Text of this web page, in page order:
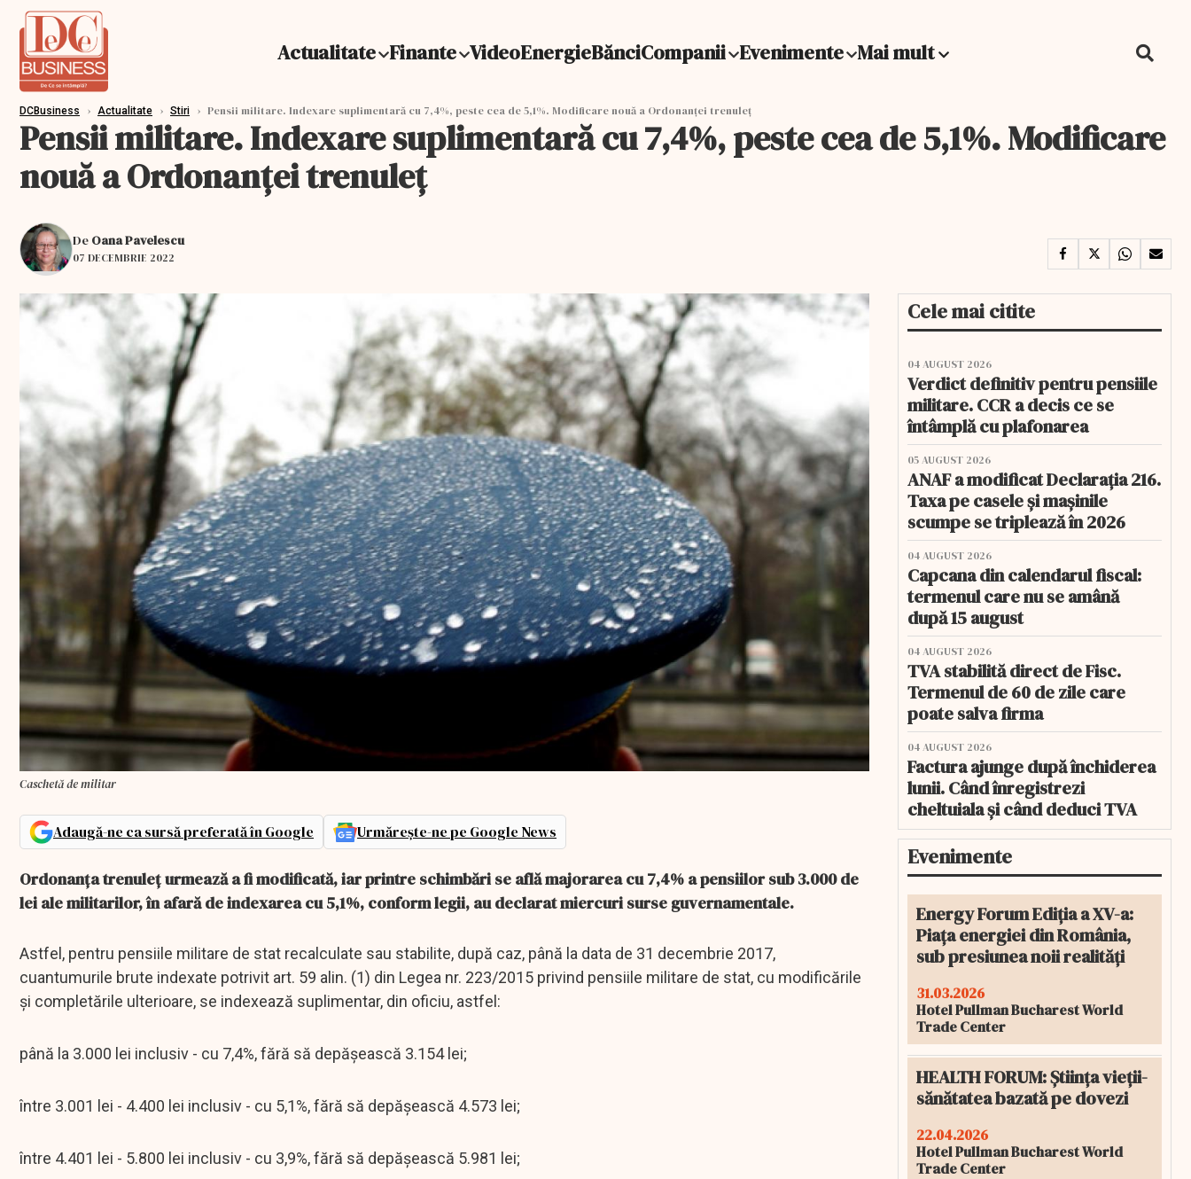
Actualitate Finante VideoEnergieBănciCompanii Evenimente Mai mult
DCBusiness › Actualitate › Stiri › Pensii militare. Indexare suplimentară cu 7,4%, peste cea de 5,1%. Modificare nouă a Ordonanței trenuleț
Pensii militare. Indexare suplimentară cu 7,4%, peste cea de 5,1%. Modificare
nouă a Ordonanței trenuleț
De Oana Pavelescu
07 DECEMBRIE 2022
Caschetă de militar
Adaugă-ne ca sursă preferată în Google Urmărește-ne pe Google News
Ordonanţa trenuleţ urmează a fi modificată, iar printre schimbări se află majorarea cu 7,4% a pensiilor sub 3.000 de
lei ale militarilor, în afară de indexarea cu 5,1%, conform legii, au declarat miercuri surse guvernamentale.
Astfel, pentru pensiile militare de stat recalculate sau stabilite, după caz, până la data de 31 decembrie 2017,
cuantumurile brute indexate potrivit art. 59 alin. (1) din Legea nr. 223/2015 privind pensiile militare de stat, cu modificările
şi completările ulterioare, se indexează suplimentar, din oficiu, astfel:
până la 3.000 lei inclusiv - cu 7,4%, fără să depăşească 3.154 lei;
între 3.001 lei - 4.400 lei inclusiv - cu 5,1%, fără să depăşească 4.573 lei;
între 4.401 lei - 5.800 lei inclusiv - cu 3,9%, fără să depăşească 5.981 lei;
Cele mai citite
04 AUGUST 2026
Verdict definitiv pentru pensiile
militare. CCR a decis ce se
întâmplă cu plafonarea
05 AUGUST 2026
ANAF a modificat Declarația 216.
Taxa pe casele și mașinile
scumpe se triplează în 2026
04 AUGUST 2026
Capcana din calendarul fiscal:
termenul care nu se amână
după 15 august
04 AUGUST 2026
TVA stabilită direct de Fisc.
Termenul de 60 de zile care
poate salva firma
04 AUGUST 2026
Factura ajunge după închiderea
lunii. Când înregistrezi
cheltuiala și când deduci TVA
Evenimente
Energy Forum Ediția a XV-a:
Piața energiei din România,
sub presiunea noii realități
31.03.2026
Hotel Pullman Bucharest World
Trade Center
HEALTH FORUM: Știința vieții-
sănătatea bazată pe dovezi
22.04.2026
Hotel Pullman Bucharest World
Trade Center